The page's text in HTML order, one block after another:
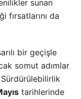
sunan
fırsatlarını da
bir geçişle
somut adımlar
tarihlerinde